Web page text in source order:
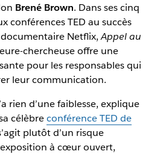
Brené Brown. Dans ses cinq
conférences TED au succès
Netflix,Appel au
chercheuse offre une
pour les responsables qui
leur communication.
rien d’une faiblesse, explique
célèbreconférence TED de
plutôt d’un risque
à cœur ouvert,